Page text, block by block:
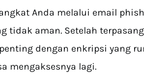
Anda melalui email
tidak aman. Setelah
dengan enkripsi yang
mengaksesnya lagi.